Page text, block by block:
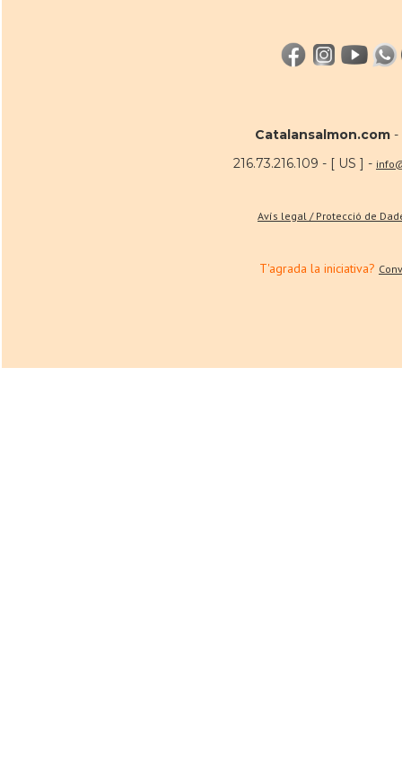
Catalansalmon.com -
216.73.216.109 - [ US ] -
Avís legal / Protecció de
T'agrada la iniciativa?